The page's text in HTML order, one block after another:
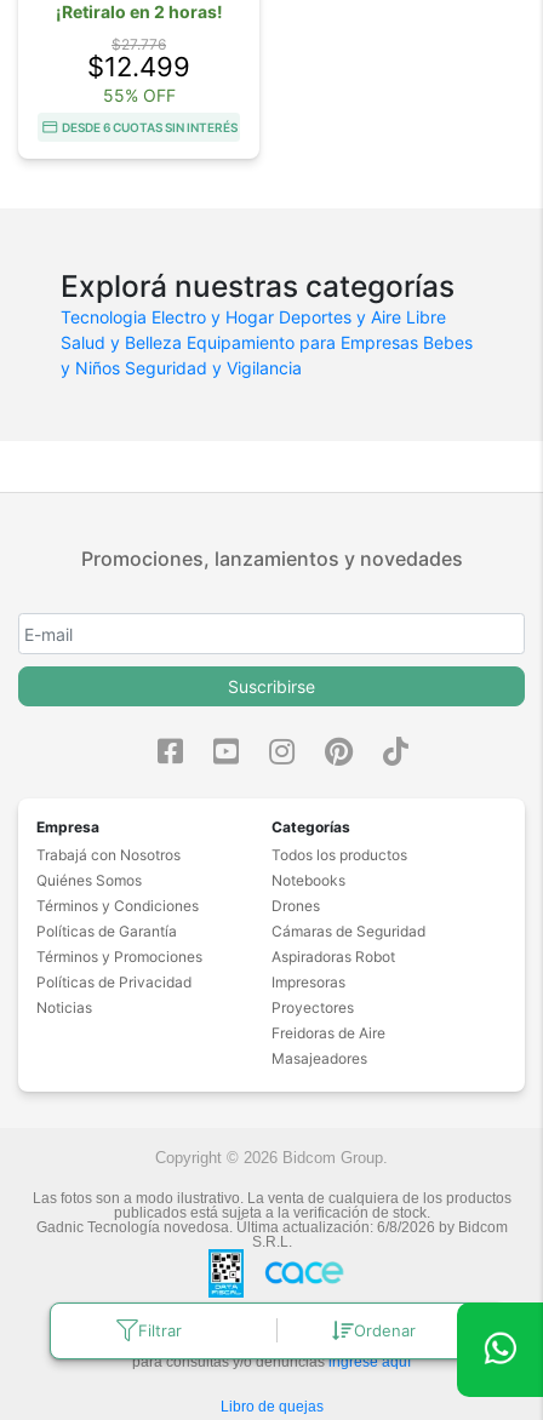
Filtrar Ordenar
¡Retiralo en 2 horas!
$27.776
$12.499
55% OFF
DESDE 6 CUOTAS SIN INTERÉS
Explorá nuestras categorías
Tecnologia Electro y Hogar Deportes y Aire Libre
Salud y Belleza Equipamiento para Empresas Bebes
y Niños Seguridad y Vigilancia
Promociones, lanzamientos y novedades
Suscribirse
Empresa
Trabajá con Nosotros
Quiénes Somos
Términos y Condiciones
Políticas de Garantía
Términos y Promociones
Políticas de Privacidad
Noticias
Categorías
Todos los productos
Notebooks
Drones
Cámaras de Seguridad
Aspiradoras Robot
Impresoras
Proyectores
Freidoras de Aire
Masajeadores
Copyright © 2026 Bidcom Group.
Las fotos son a modo ilustrativo. La venta de cualquiera de los productos
publicados está sujeta a la verificación de stock.
Gadnic Tecnología novedosa.Última actualización: 6/8/2026 by Bidcom
S.R.L.
Botón de arrepentimiento
Defensa de las y los Consumidores
para consultas y/o denunciasingrese aquí
Libro de quejas